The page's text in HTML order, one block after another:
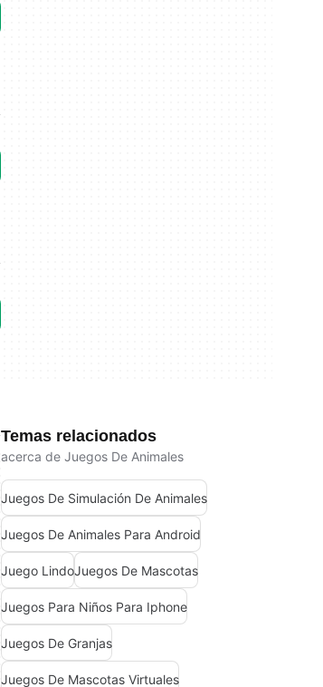
Temas relacionados
acerca de Juegos De Animales
Juegos De Simulación De Animales
Juegos De Animales Para Android
Juego LindoJuegos De Mascotas
Juegos Para Niños Para Iphone
Juegos De Granjas
Juegos De Mascotas Virtuales